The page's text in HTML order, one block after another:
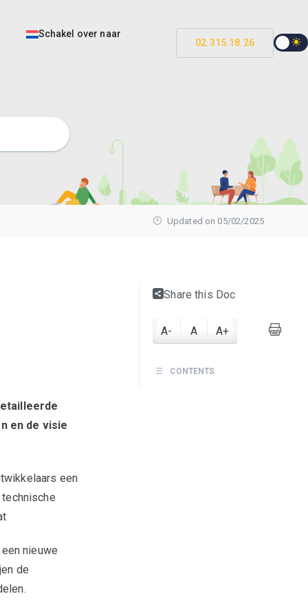
Schakel over naar
02.315.18.26
Updated on 05/02/2025
en de visie
een
nieuwe
de
Share this Doc
A- A A+
CONTENTS